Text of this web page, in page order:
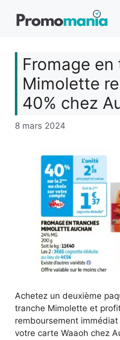
Fromage
Mimolette
40% chez
8 mars 2024
Achetez un deuxième
tranche Mimolette et
remboursement
votre carte Waaoh chez